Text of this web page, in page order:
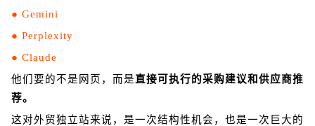
● Gemini
● Perplexity
● Claude
他们要的不是网页，而是直接可执行的采购建议和供应商推
荐。
这对外贸独立站来说，是一次结构性机会，也是一次巨大的